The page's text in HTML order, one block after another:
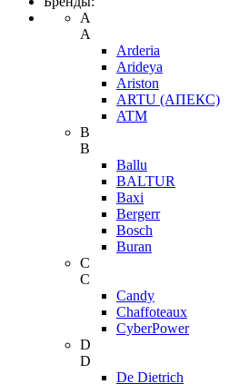
A
A
Arderia
Arideya
Ariston
ARTU (АПЕКС)
ATM
B
B
Ballu
BALTUR
Baxi
Bergerr
Bosch
Buran
C
C
Candy
Chaffoteaux
CyberPower
D
D
De Dietrich